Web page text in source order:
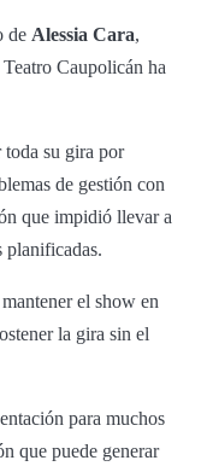
de Alessia Cara,
Caupolicán ha
toda su gira por
de gestión con
que impidió llevar a
planificadas.
el show en
la gira sin el
para muchos
que puede generar